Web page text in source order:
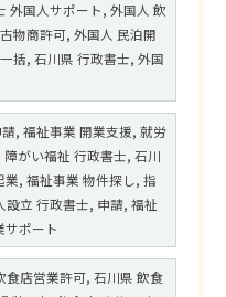
外国人サポート, 外国人 飲
物商許可, 外国人 民泊開
括, 石川県 行政書士, 外国
, 福祉事業 開業支援, 就労
がい福祉 行政書士, 石川
業, 福祉事業 物件探し, 指
設立 行政書士, 申請, 福祉
サポート
食店営業許可, 石川県 飲食